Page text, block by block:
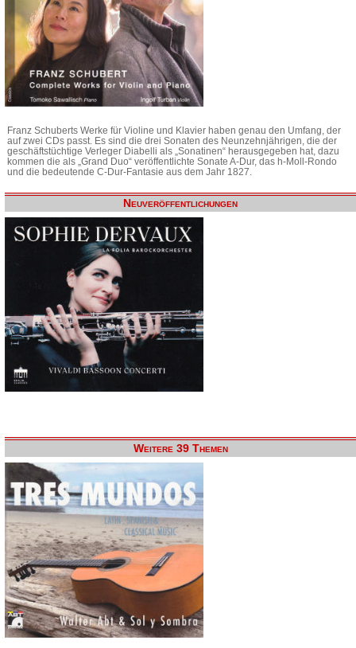
Franz Schuberts Werke für Violine und Klavier haben genau den Umfang, der
auf zwei CDs passt. Es sind die drei Sonaten des Neunzehnjährigen, die der
geschäftstüchtige Verleger Diabelli als „Sonatinen“ herausgegeben hat, dazu
kommen die als „Grand Duo“ veröffentlichte Sonate A-Dur, das h-Moll-Rondo
und die bedeutende C-Dur-Fantasie aus dem Jahr 1827.
Neuveröffentlichungen
Weitere 39 Themen